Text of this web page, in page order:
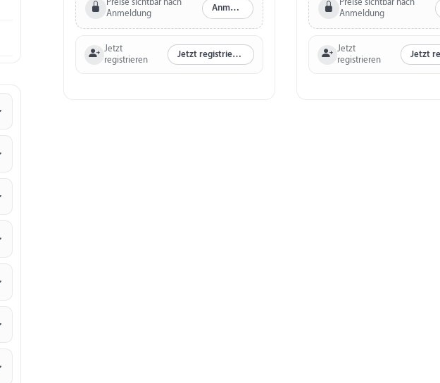
passend für alle gängigen
Kugelkupplungen Farbe grau
Preise sichtbar nach
Anmeldung
Anmelden
Jetzt
registrieren
Jetzt registrieren
seitlich links und hinten
Expandersaum, Gurtband,
Achtung: Durch die
Beleuchtung und
Preise sichtbar nach
Anmeldung
Jetzt
registrieren